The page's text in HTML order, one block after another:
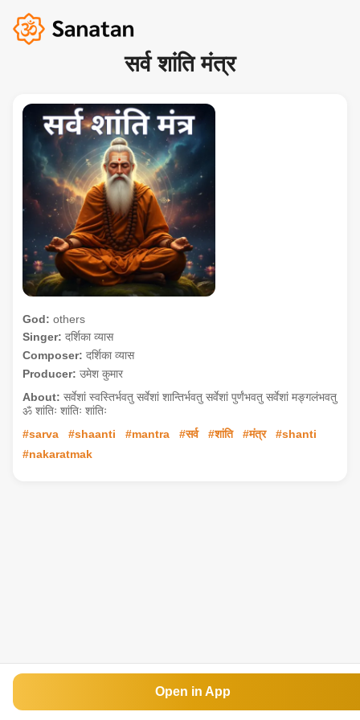
सर्व शांति मंत्र
God: others
Singer: दर्शिका व्यास
Composer: दर्शिका व्यास
Producer: उमेश कुमार
About: सर्वेशां स्वस्तिर्भवतु सर्वेशां शान्तिर्भवतु सर्वेशां पुर्णंभवतु सर्वेशां मङ्गलंभवतु
ॐ शांतिः शांतिः शांतिः
#sarva
#shaanti #mantra #सर्व #शांति #मंत्र
#shanti
#nakaratmak
Open in App